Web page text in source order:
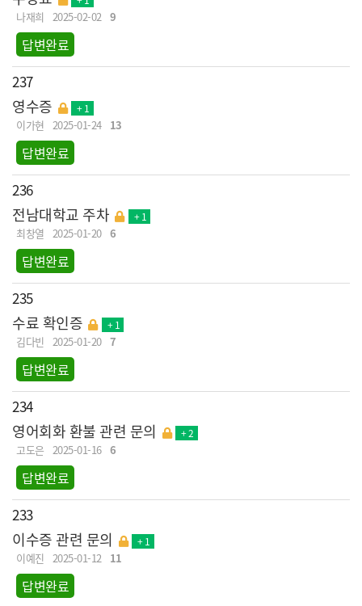
나재희 2025-02-02 9
답변완료
237
영수증 + 1
이가현 2025-01-24 13
답변완료
236
전남대학교 주차 + 1
최창열 2025-01-20 6
답변완료
235
수료 확인증 + 1
김다빈 2025-01-20 7
답변완료
234
영어회화 환불 관련 문의 + 2
고도은 2025-01-16 6
답변완료
233
이수증 관련 문의 + 1
이예진 2025-01-12 11
답변완료